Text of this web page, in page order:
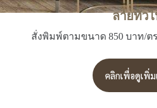
ลายทั่ว
สั่งพิมพ์ตามขนาด 850 บาท/ต
คลิกเพื่อดูเพิ่ม